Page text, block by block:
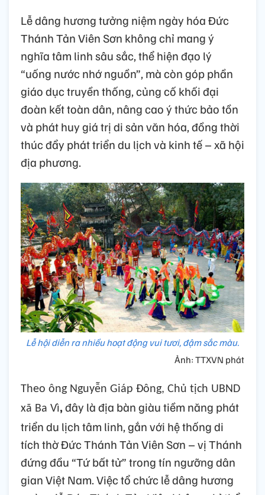
Lễ dâng hương tưởng niệm ngày hóa Đức
Thánh Tản Viên Sơn không chỉ mang ý
nghĩa tâm linh sâu sắc, thể hiện đạo lý
“uống nước nhớ nguồn”, mà còn góp phần
giáo dục truyền thống, củng cố khối đại
đoàn kết toàn dân, nâng cao ý thức bảo tồn
và phát huy giá trị di sản văn hóa, đồng thời
thúc đẩy phát triển du lịch và kinh tế – xã hội
địa phương.
Lễ hội diễn ra nhiều hoạt động vui tươi, đậm sắc màu.
Ảnh: TTXVN phát
Theo ông Nguyễn Giáp Đông, Chủ tịch UBND
xã Ba Vì,đây là địa bàn giàu tiềm năng phát
triển du lịch tâm linh, gắn với hệ thống di
tích thờ Đức Thánh Tản Viên Sơn – vị Thánh
đứng đầu “Tứ bất tử” trong tín ngưỡng dân
gian Việt Nam. Việc tổ chức lễ dâng hương